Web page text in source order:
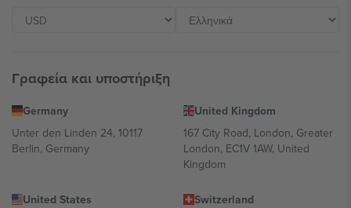
Γραφεία και υποστήριξη
Germany
Unter den Linden 24, 10117
Berlin, Germany
United Kingdom
167 City Road, London, Greater
London, EC1V 1AW, United
Kingdom
United States
Switzerland